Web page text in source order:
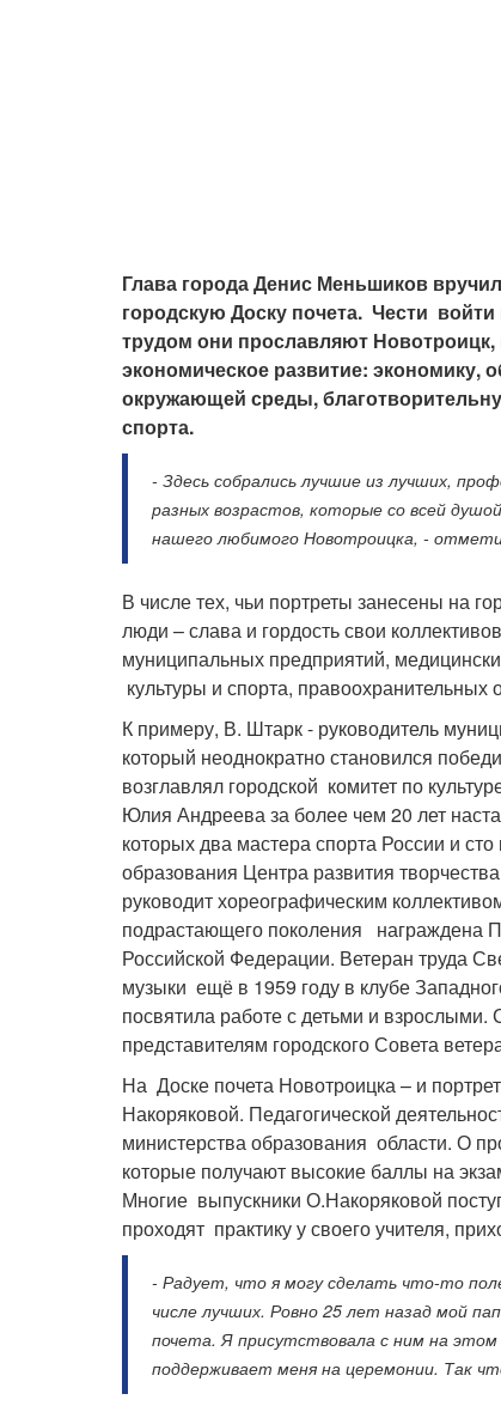
Глава города Денис Меньшиков
городскую Доску почета. Чести
трудом они прославляют
экономическое развитие: экономику,
окружающей среды,
спорта.
- Здесь собрались лучшие из лучших,
разных возрастов, которые со всей
нашего любимого Новотроицка, -
В числе тех, чьи портреты занесены на
люди – слава и гордость свои
муниципальных предприятий,
культуры и спорта,
К примеру, В. Штарк - руководитель
который неоднократно становился
возглавлял городской комитет по
Юлия Андреева за более чем 20 лет
которых два мастера спорта России и
образования Центра развития
руководит хореографическим
подрастающего поколения награждена
Российской Федерации. Ветеран труда
музыки ещё в 1959 году в клубе
посвятила работе с детьми и
представителям городского Совета
На Доске почета Новотроицка – и
Накоряковой. Педагогической
министерства образования области. О
которые получают высокие баллы на
Многие выпускники О.Накоряковой
проходят практику у своего учителя,
- Радует, что я могу сделать что-то
числе лучших. Ровно 25 лет назад мой
почета. Я присутствовала с ним на
поддерживает меня на церемонии. Так